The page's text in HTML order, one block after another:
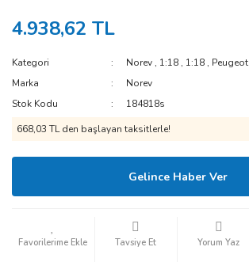
4.938,62 TL
Kategori Norev , 1:18 , 1:18 , Peugeot
Marka
Norev
Stok Kodu
184818s
668,03 TL den başlayan taksitlerle!
Gelince Haber Ver
Tavsiye Et Yorum Yaz